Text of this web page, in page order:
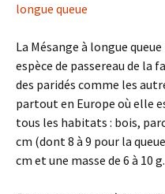
longue queue
La Mésange à longue
espèce de passereau de
des paridés comme les
partout en Europe où elle
tous les habitats : bois,
cm (dont 8 à 9 pour la
cm et une masse de 6 à 10 g.